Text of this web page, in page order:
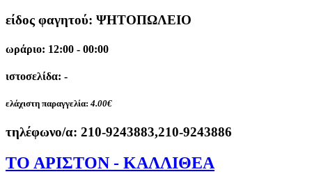
είδος φαγητού: ΨΗΤΟΠΩΛΕΙΟ
ωράριο: 12:00 - 00:00
ιστοσελίδα: -
ελάχιστη παραγγελία: 4.00€
τηλέφωνο/α: 210-9243883,210-9243886
ΤΟ ΑΡΙΣΤΟΝ - ΚΑΛΛΙΘΕΑ